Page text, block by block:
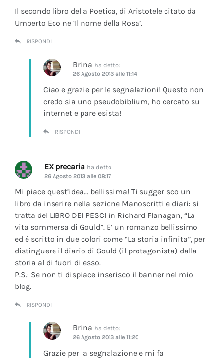
Il secondo libro della Poetica, di Aristotele citato da
Umberto Eco ne ‘Il nome della Rosa’.
RISPONDI
Brina ha detto:
26 Agosto 2013 alle 11:14
Ciao e grazie per le segnalazioni! Questo non
credo sia uno pseudobiblium, ho cercato su
internet e pare esista!
RISPONDI
EX precaria ha detto:
26 Agosto 2013 alle 08:17
Mi piace quest’idea… bellissima! Ti suggerisco un
libro da inserire nella sezione Manoscritti e diari: si
tratta del LIBRO DEI PESCI in Richard Flanagan, “La
vita sommersa di Gould”. E’ un romanzo bellissimo
ed è scritto in due colori come “La storia infinita”, per
distinguere il diario di Gould (il protagonista) dalla
storia al di fuori di esso.
P.S.: Se non ti dispiace inserisco il banner nel mio
blog.
RISPONDI
Brina ha detto:
26 Agosto 2013 alle 11:20
Grazie per la segnalazione e mi fa